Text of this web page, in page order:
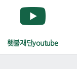
횃불재단youtube